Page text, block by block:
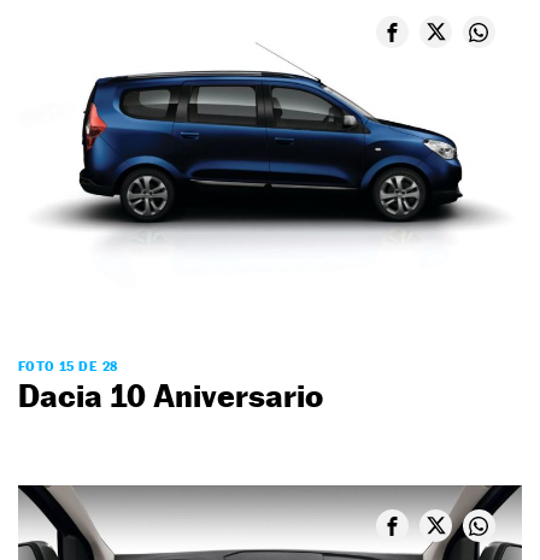
FOTO 15 DE 28
Dacia 10 Aniversario